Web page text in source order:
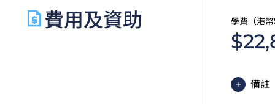
費用及資助 學費（港
備註